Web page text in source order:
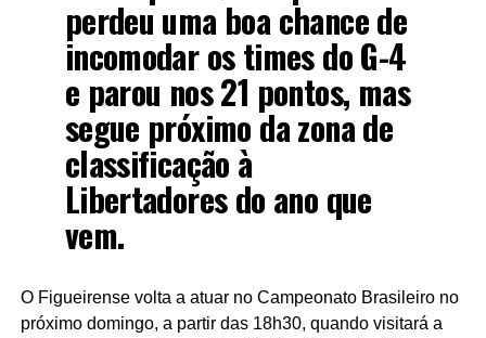
perdeu uma boa chance de
incomodar os times do G-4
e parou nos 21 pontos, mas
segue próximo da zona de
classificação à
Libertadores do ano que
vem.
O Figueirense volta a atuar no Campeonato Brasileiro no
próximo domingo, a partir das 18h30, quando visitará a